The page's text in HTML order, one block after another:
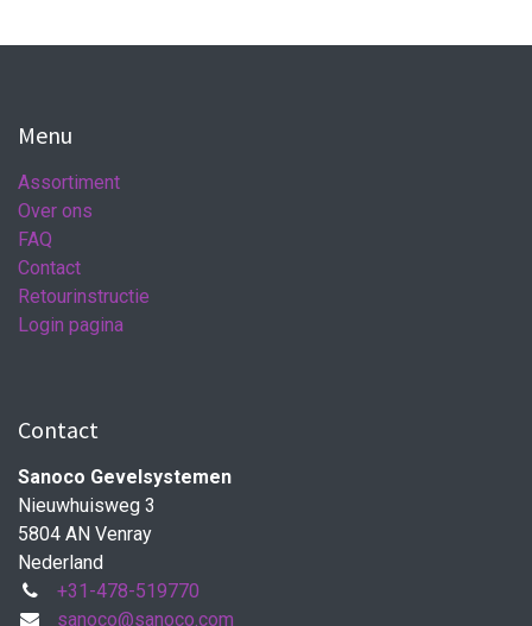
Menu
Assortiment
Over ons
FAQ
Contact
Retourinstructie
Login pagina
Contact
Sanoco Gevelsystemen
Nieuwhuisweg 3
5804 AN Venray
Nederland
+31-478-519770
sanoco@sanoco.com